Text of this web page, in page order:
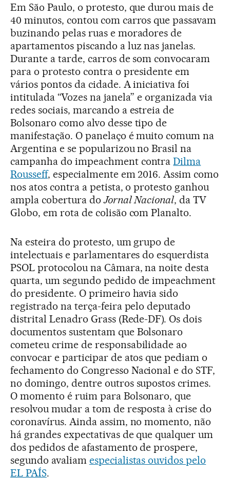
Em São Paulo, o protesto, que durou mais de
40 minutos, contou com carros que passavam
buzinando pelas ruas e moradores de
apartamentos piscando a luz nas janelas.
Durante a tarde, carros de som convocaram
para o protesto contra o presidente em
vários pontos da cidade. A iniciativa foi
intitulada “Vozes na janela” e organizada via
redes sociais, marcando a estreia de
Bolsonaro como alvo desse tipo de
manifestação. O panelaço é muito comum na
Argentina e se popularizou no Brasil na
campanha do impeachment contraDilma
Rousseff, especialmente em 2016. Assim como
nos atos contra a petista, o protesto ganhou
ampla cobertura doJornal Nacional, da TV
Globo, em rota de colisão com Planalto.
Na esteira do protesto, um grupo de
intelectuais e parlamentares do esquerdista
PSOL protocolou na Câmara, na noite desta
quarta, um segundo pedido de impeachment
do presidente. O primeiro havia sido
registrado na terça-feira pelo deputado
distrital Lenadro Grass (Rede-DF). Os dois
documentos sustentam que Bolsonaro
cometeu crime de responsabilidade ao
convocar e participar de atos que pediam o
fechamento do Congresso Nacional e do STF,
no domingo, dentre outros supostos crimes.
O momento é ruim para Bolsonaro, que
resolvou mudar a tom de resposta à crise do
coronavírus. Ainda assim, no momento, não
há grandes expectativas de que qualquer um
dos pedidos de afastamento de prospere,
segundo avaliam especialistas ouvidos pelo
EL PAÍS.